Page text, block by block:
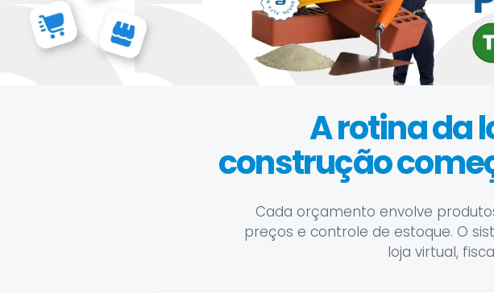
A rotina da
construção
Cada orçamento envolve
preços e controle de estoque. O
loja virtual,